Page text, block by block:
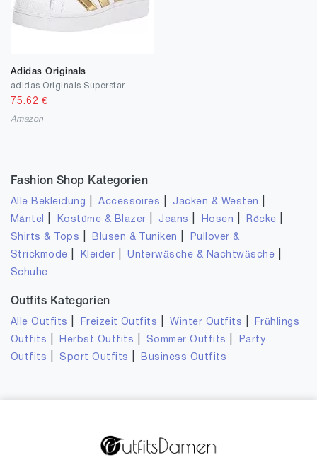
Adidas Originals
adidas Originals Superstar
75.62 €
Amazon
Fashion Shop Kategorien
Alle Bekleidung |Accessoires Jacken & Westen
Mäntel Kostüme & Blazer Jeans Hosen Röcke
Shirts & Tops Blusen & Tuniken
Pullover &
Strickmode
Kleider |Unterwäsche & Nachtwäsche
Schuhe
Outfits Kategorien
Alle Outfits Freizeit Outfits |Winter Outfits
Frühlings
Outfits
Herbst Outfits Sommer Outfits
Party
Outfits
Sport Outfits Business Outfits